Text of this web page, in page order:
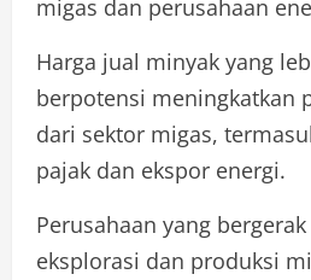
migas dan perusahaan
Harga jual minyak yang
berpotensi meningkatkan
dari sektor migas,
pajak dan ekspor energi.
Perusahaan yang
eksplorasi dan produksi